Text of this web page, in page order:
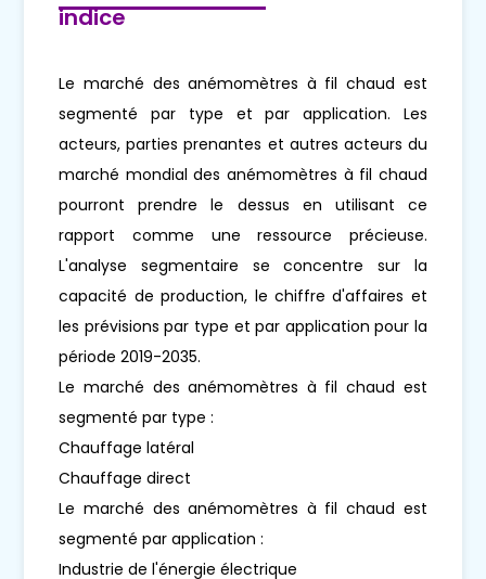
indice
Le marché des anémomètres à fil chaud est
segmenté par type et par application. Les
acteurs, parties prenantes et autres acteurs du
marché mondial des anémomètres à fil chaud
pourront prendre le dessus en utilisant ce
rapport comme une ressource précieuse.
L'analyse segmentaire se concentre sur la
capacité de production, le chiffre d'affaires et
les prévisions par type et par application pour la
période 2019-2035.
Le marché des anémomètres à fil chaud est
segmenté par type :
Chauffage latéral
Chauffage direct
Le marché des anémomètres à fil chaud est
segmenté par application :
Industrie de l'énergie électrique